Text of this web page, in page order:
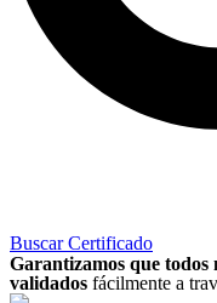
Buscar Certificado
Garantizamos que todos
validados fácilmente a